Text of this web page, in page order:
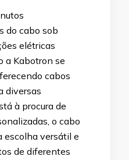
do cabo sob
elétricas
a Kabotron se
cabos
diversas
à procura de
o cabo
escolha versátil e
de diferentes